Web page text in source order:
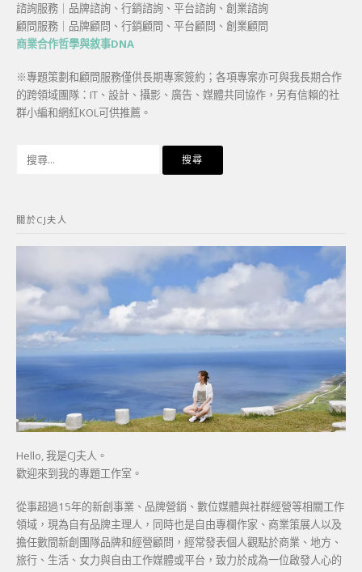
諮詢服務｜品牌諮詢、行銷諮詢、平台諮詢、創業諮詢
顧問服務｜品牌顧問、行銷顧問、平台顧問、創業顧問
商業合作哲學與敘事DNA
※專題策劃和顧問服務僅供長期專案簽約；各項專案亦可與我長期合作
的跨領域團隊：IT、設計、攝影、廣告、媒體共同協作，另有信賴的社
群小編和網紅KOL可供推薦。
字:
關於CJ夫人
Hello, 我是CJ夫人。
歡迎來到我的專題工作室。
從事超過15年的新創事業、品牌營銷、數位媒體與社群經營等相關工作
領域，現為自有品牌主理人，同時也是自由專欄作家、商業策展人以及
擔任數間新創團隊品牌和經營顧問，經常發表個人觀點於商業、地方、
旅行、生活、女力與自由工作媒體或平台，致力於成為一位啟發人心的